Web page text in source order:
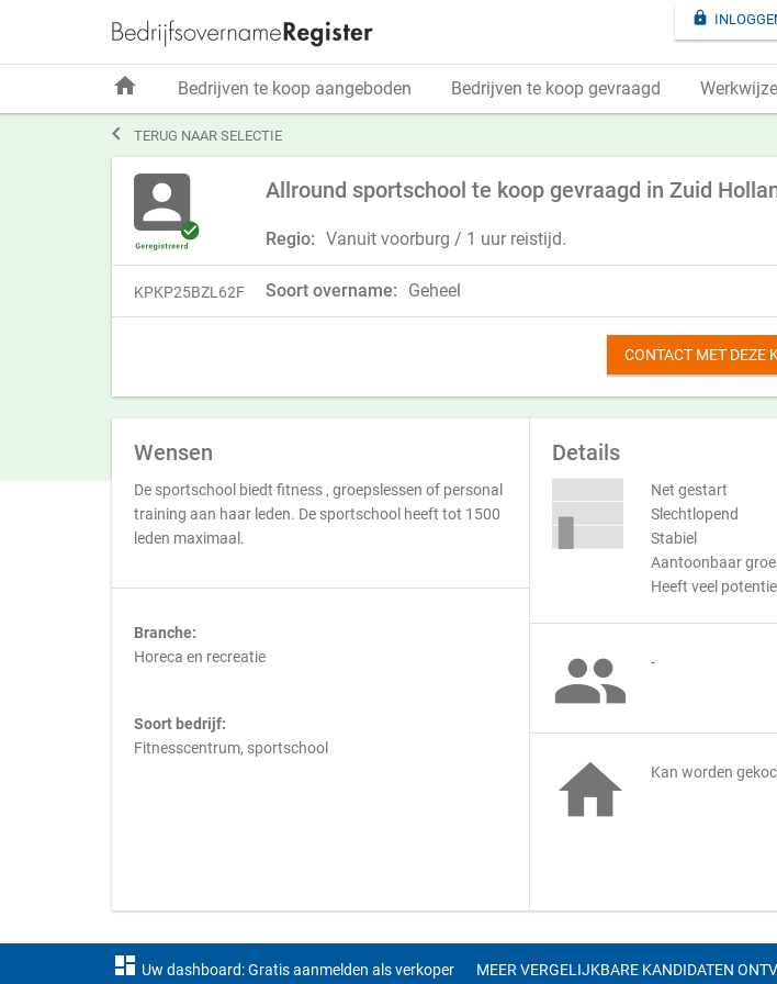
 TERUG NAAR SELECTIE
Allround sportschool te koop gevraagd in Zuid
Regio: Vanuit voorburg / 1 uur reistijd.
KPKP25BZL62F Soort overname: Geheel
CONTACT MET DEZE
Wensen
De sportschool biedt fitness , groepslessen of personal
training aan haar leden. De sportschool heeft tot 1500
leden maximaal.
Branche:
Horeca en recreatie
Soort bedrijf:
Fitnesscentrum, sportschool
Details
Net gestart
Slechtlopend
Stabiel
Aantoonbaar
Heeft veel potentie
 -
 Kan worden

home Bedrijven te koop aangeboden Bedrijven te koop gevraagd Werkwijze
dashboard Uw dashboard: Gratis aanmelden als verkoper MEER VERGELIJKBARE KANDIDATEN